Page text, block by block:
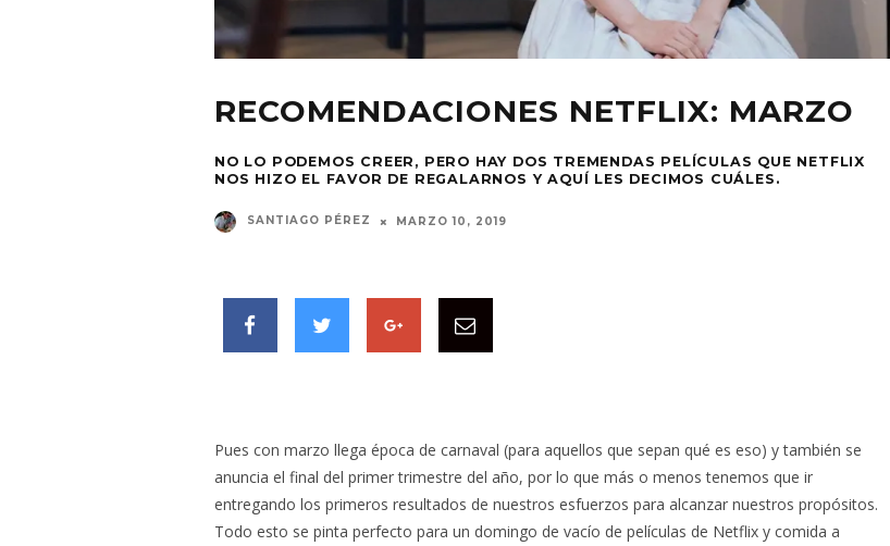
RECOMENDACIONES NETFLIX: MARZO
NO LO PODEMOS CREER, PERO HAY DOS TREMENDAS PELÍCULAS QUE NETFLIX
NOS HIZO EL FAVOR DE REGALARNOS Y AQUÍ LES DECIMOS CUÁLES.
SANTIAGO PÉREZ MARZO 10, 2019
Pues con marzo llega época de carnaval (para aquellos que sepan qué es eso) y también se
anuncia el final del primer trimestre del año, por lo que más o menos tenemos que ir
entregando los primeros resultados de nuestros esfuerzos para alcanzar nuestros propósitos.
Todo esto se pinta perfecto para un domingo de vacío de películas de Netflix y comida a